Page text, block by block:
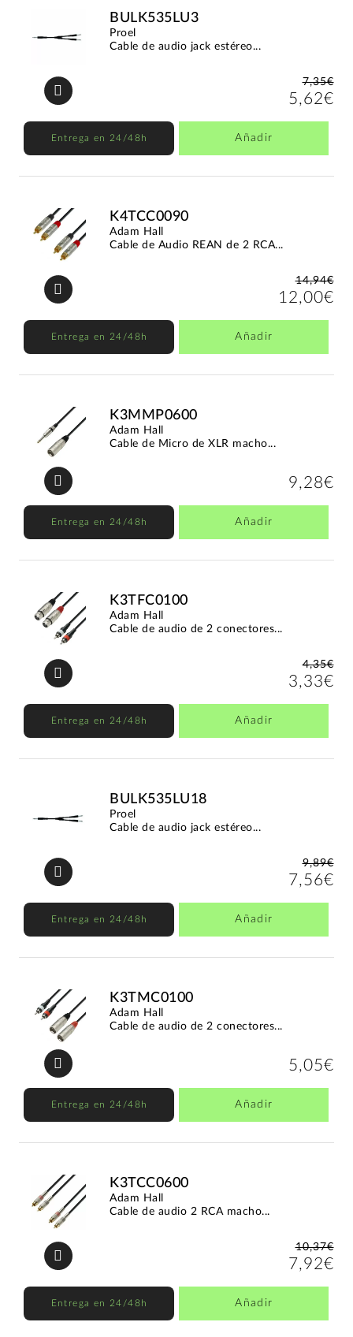
BULK535LU3
Proel
Cable de audio jack estéreo...
7,35€
5,62€
Entrega en 24/48h Añadir
K4TCC0090
Adam Hall
Cable de Audio REAN de 2 RCA...
14,94€
12,00€
Entrega en 24/48h Añadir
K3MMP0600
Adam Hall
Cable de Micro de XLR macho...
9,28€
Entrega en 24/48h Añadir
K3TFC0100
Adam Hall
Cable de audio de 2 conectores...
4,35€
3,33€
Entrega en 24/48h Añadir
BULK535LU18
Proel
Cable de audio jack estéreo...
9,89€
7,56€
Entrega en 24/48h Añadir
K3TMC0100
Adam Hall
Cable de audio de 2 conectores...
5,05€
Entrega en 24/48h Añadir
K3TCC0600
Adam Hall
Cable de audio 2 RCA macho...
10,37€
7,92€
Entrega en 24/48h Añadir